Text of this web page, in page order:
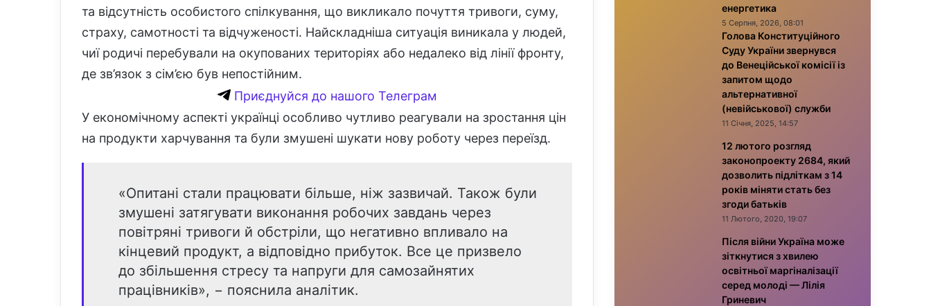
та відсутність особистого спілкування, що викликало почуття тривоги, суму,
страху, самотності та відчуженості. Найскладніша ситуація виникала у людей,
чиї родичі перебували на окупованих територіях або недалеко від лінії фронту,
де зв’язок з сім’єю був непостійним.
Приєднуйся до нашого Телеграм
У економічному аспекті українці особливо чутливо реагували на зростання цін
на продукти харчування та були змушені шукати нову роботу через переїзд.
«Опитані стали працювати більше, ніж зазвичай. Також були
змушені затягувати виконання робочих завдань через
повітряні тривоги й обстріли, що негативно впливало на
кінцевий продукт, а відповідно прибуток. Все це призвело
до збільшення стресу та напруги для самозайнятих
працівників», − пояснила аналітик.
енергетика
5 Серпня, 2026, 08:01
Голова Конституційного
Суду України звернувся
до Венеційської комісії із
запитом щодо
альтернативної
(невійськової) служби
11 Січня, 2025, 14:57
12 лютого розгляд
законопроекту 2684, який
дозволить підліткам з 14
років міняти стать без
згоди батьків
11 Лютого, 2020, 19:07
Після війни Україна може
зіткнутися з хвилею
освітньої маргіналізації
серед молоді — Лілія
Гриневич